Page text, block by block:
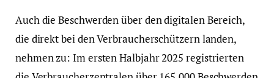
Auch die Beschwerden über den digitalen Bereich,
die direkt bei den Verbraucherschützern landen,
nehmen zu: Im ersten Halbjahr 2025 registrierten